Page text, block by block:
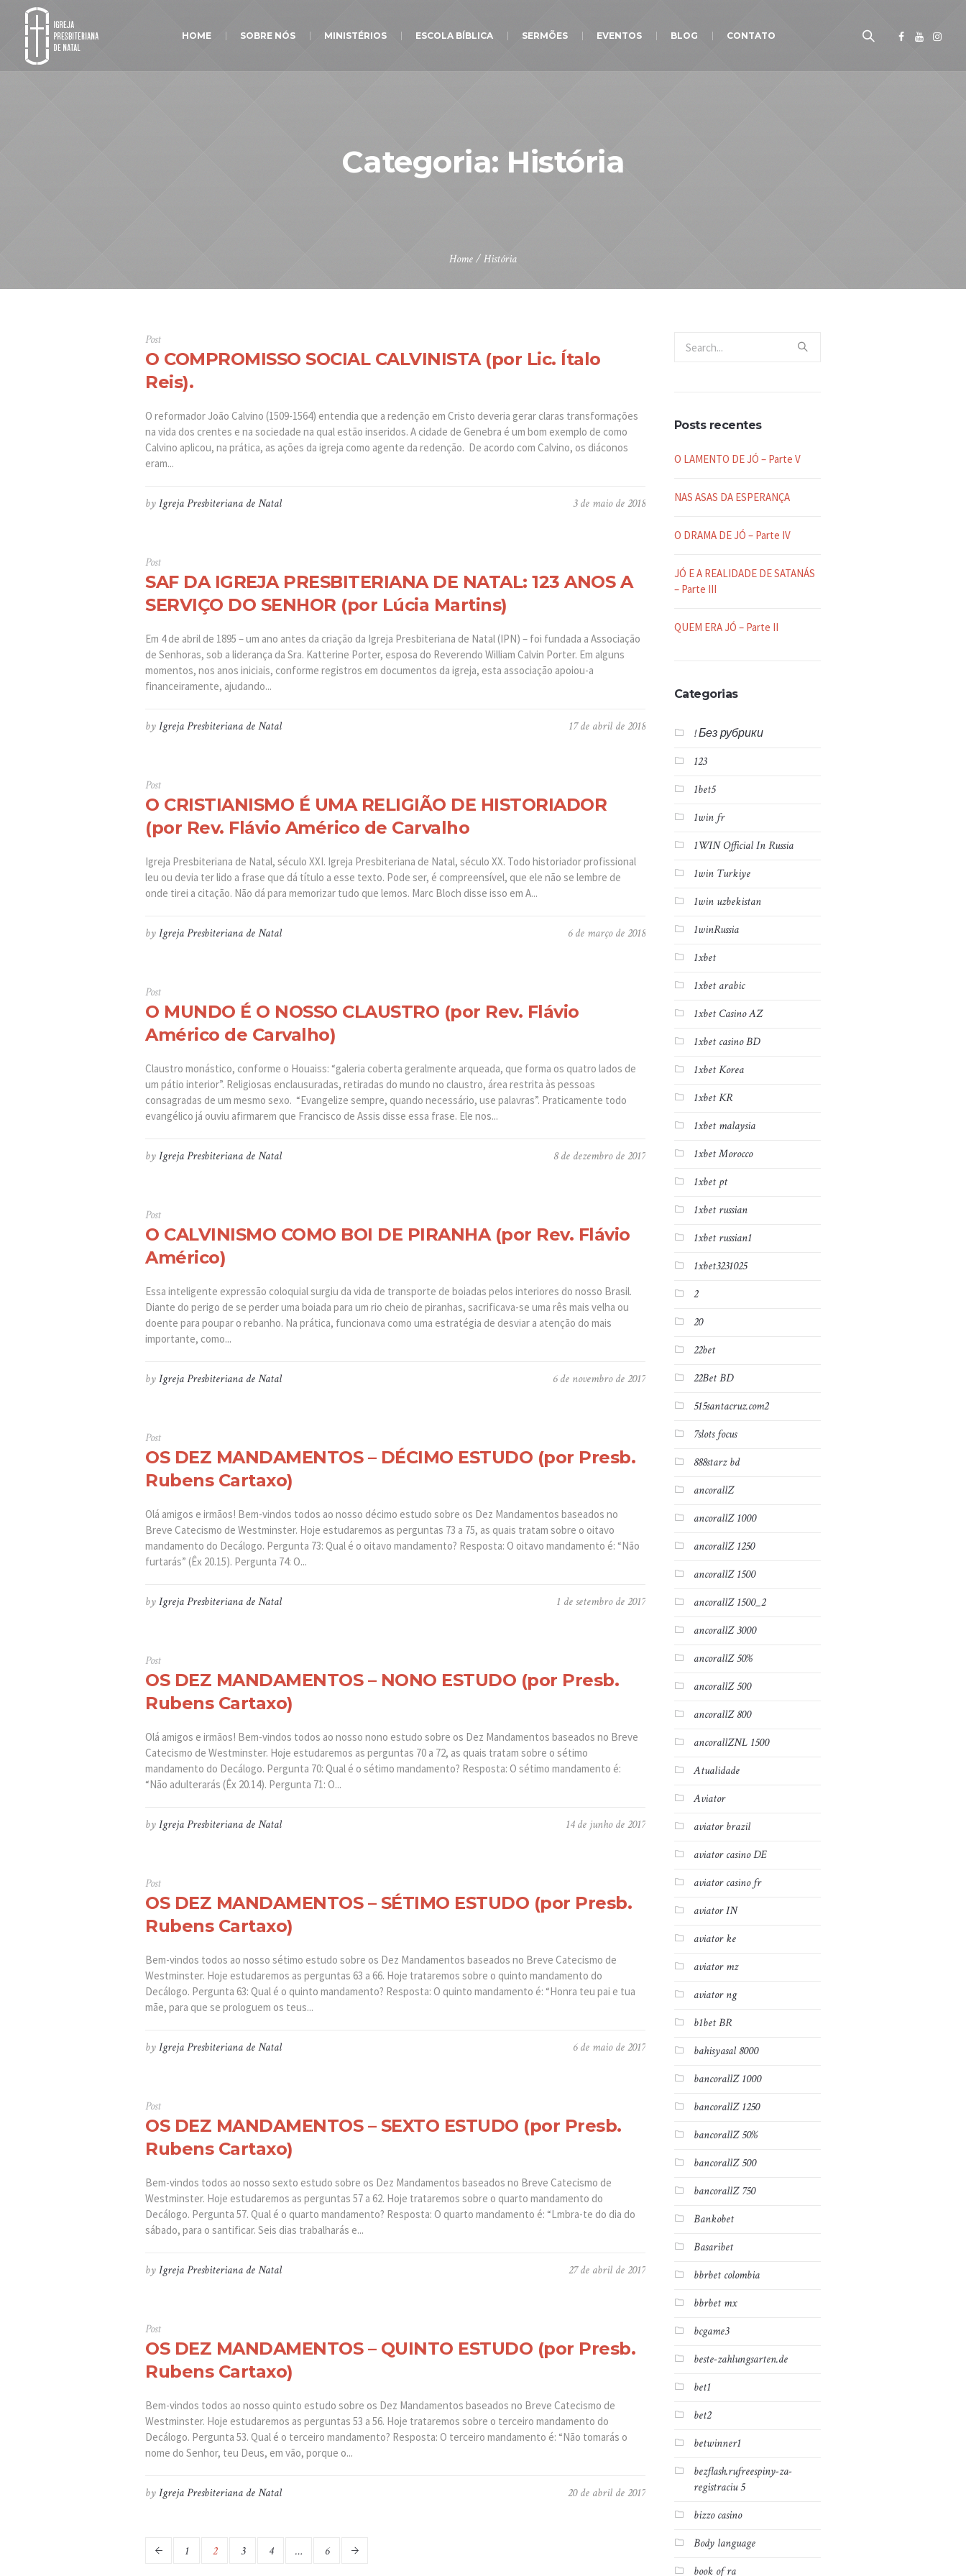
HOME SOBRE NÓS MINISTÉRIOS ESCOLA BÍBLICA SERMÕES EVENTOS BLOG CONTATO
Categoria: História
Home/História
Post
O COMPROMISSO SOCIAL CALVINISTA (por Lic. Ítalo
Reis).
O reformador João Calvino (1509-1564) entendia que a redenção em Cristo deveria gerar claras transformações
na vida dos crentes e na sociedade na qual estão inseridos. A cidade de Genebra é um bom exemplo de como
Calvino aplicou, na prática, as ações da igreja como agente da redenção. De acordo com Calvino, os diáconos
eram...
3 de maio de 2018
byIgreja Presbiteriana de Natal
Post
SAF DA IGREJA PRESBITERIANA DE NATAL: 123 ANOS A
SERVIÇO DO SENHOR (por Lúcia Martins)
Em 4 de abril de 1895 – um ano antes da criação da Igreja Presbiteriana de Natal (IPN) – foi fundada a Associação
de Senhoras, sob a liderança da Sra. Katterine Porter, esposa do Reverendo William Calvin Porter. Em alguns
momentos, nos anos iniciais, conforme registros em documentos da igreja, esta associação apoiou-a
financeiramente, ajudando...
17 de abril de 2018
byIgreja Presbiteriana de Natal
Post
O CRISTIANISMO É UMA RELIGIÃO DE HISTORIADOR
(por Rev. Flávio Américo de Carvalho
Igreja Presbiteriana de Natal, século XXI. Igreja Presbiteriana de Natal, século XX. Todo historiador profissional
leu ou devia ter lido a frase que dá título a esse texto. Pode ser, é compreensível, que ele não se lembre de
onde tirei a citação. Não dá para memorizar tudo que lemos. Marc Bloch disse isso em A...
6 de março de 2018
byIgreja Presbiteriana de Natal
Post
O MUNDO É O NOSSO CLAUSTRO (por Rev. Flávio
Américo de Carvalho)
Claustro monástico, conforme o Houaiss: “galeria coberta geralmente arqueada, que forma os quatro lados de
um pátio interior”. Religiosas enclausuradas, retiradas do mundo no claustro, área restrita às pessoas
consagradas de um mesmo sexo. “Evangelize sempre, quando necessário, use palavras”. Praticamente todo
evangélico já ouviu afirmarem que Francisco de Assis disse essa frase. Ele nos...
8 de dezembro de 2017
byIgreja Presbiteriana de Natal
Post
O CALVINISMO COMO BOI DE PIRANHA (por Rev. Flávio
Américo)
Essa inteligente expressão coloquial surgiu da vida de transporte de boiadas pelos interiores do nosso Brasil.
Diante do perigo de se perder uma boiada para um rio cheio de piranhas, sacrificava-se uma rês mais velha ou
doente para poupar o rebanho. Na prática, funcionava como uma estratégia de desviar a atenção do mais
importante, como...
6 de novembro de 2017
byIgreja Presbiteriana de Natal
Post
OS DEZ MANDAMENTOS – DÉCIMO ESTUDO (por Presb.
Rubens Cartaxo)
Olá amigos e irmãos! Bem-vindos todos ao nosso décimo estudo sobre os Dez Mandamentos baseados no
Breve Catecismo de Westminster. Hoje estudaremos as perguntas 73 a 75, as quais tratam sobre o oitavo
mandamento do Decálogo. Pergunta 73: Qual é o oitavo mandamento? Resposta: O oitavo mandamento é: “Não
furtarás” (Êx 20.15). Pergunta 74: O...
1 de setembro de 2017
byIgreja Presbiteriana de Natal
Post
OS DEZ MANDAMENTOS – NONO ESTUDO (por Presb.
Rubens Cartaxo)
Olá amigos e irmãos! Bem-vindos todos ao nosso nono estudo sobre os Dez Mandamentos baseados no Breve
Catecismo de Westminster. Hoje estudaremos as perguntas 70 a 72, as quais tratam sobre o sétimo
mandamento do Decálogo. Pergunta 70: Qual é o sétimo mandamento? Resposta: O sétimo mandamento é:
“Não adulterarás (Êx 20.14). Pergunta 71: O...
14 de junho de 2017
byIgreja Presbiteriana de Natal
Post
OS DEZ MANDAMENTOS – SÉTIMO ESTUDO (por Presb.
Rubens Cartaxo)
Bem-vindos todos ao nosso sétimo estudo sobre os Dez Mandamentos baseados no Breve Catecismo de
Westminster. Hoje estudaremos as perguntas 63 a 66. Hoje trataremos sobre o quinto mandamento do
Decálogo. Pergunta 63: Qual é o quinto mandamento? Resposta: O quinto mandamento é: “Honra teu pai e tua
mãe, para que se prologuem os teus...
6 de maio de 2017
byIgreja Presbiteriana de Natal
Post
OS DEZ MANDAMENTOS – SEXTO ESTUDO (por Presb.
Rubens Cartaxo)
Bem-vindos todos ao nosso sexto estudo sobre os Dez Mandamentos baseados no Breve Catecismo de
Westminster. Hoje estudaremos as perguntas 57 a 62. Hoje trataremos sobre o quarto mandamento do
Decálogo. Pergunta 57. Qual é o quarto mandamento? Resposta: O quarto mandamento é: “Lmbra-te do dia do
sábado, para o santificar. Seis dias trabalharás e...
27 de abril de 2017
byIgreja Presbiteriana de Natal
Post
OS DEZ MANDAMENTOS – QUINTO ESTUDO (por Presb.
Rubens Cartaxo)
Bem-vindos todos ao nosso quinto estudo sobre os Dez Mandamentos baseados no Breve Catecismo de
Westminster. Hoje estudaremos as perguntas 53 a 56. Hoje trataremos sobre o terceiro mandamento do
Decálogo. Pergunta 53. Qual é o terceiro mandamento? Resposta: O terceiro mandamento é: “Não tomarás o
nome do Senhor, teu Deus, em vão, porque o...
20 de abril de 2017
byIgreja Presbiteriana de Natal
1 2 3 4 … 6
Posts recentes
O LAMENTO DE JÓ – Parte V
NAS ASAS DA ESPERANÇA
O DRAMA DE JÓ – Parte IV
JÓ E A REALIDADE DE SATANÁS
– Parte III
QUEM ERA JÓ – Parte II
Categorias
! Без рубрики
123
1bet5
1win fr
1WIN Official In Russia
1win Turkiye
1win uzbekistan
1winRussia
1xbet
1xbet arabic
1xbet Casino AZ
1xbet casino BD
1xbet Korea
1xbet KR
1xbet malaysia
1xbet Morocco
1xbet pt
1xbet russian
1xbet russian1
1xbet3231025
2
20
22bet
22Bet BD
515santacruz.com2
7slots focus
888starz bd
ancorallZ
ancorallZ 1000
ancorallZ 1250
ancorallZ 1500
ancorallZ 1500_2
ancorallZ 3000
ancorallZ 50%
ancorallZ 500
ancorallZ 800
ancorallZNL 1500
Atualidade
Aviator
aviator brazil
aviator casino DE
aviator casino fr
aviator IN
aviator ke
aviator mz
aviator ng
b1bet BR
bahisyasal 8000
bancorallZ 1000
bancorallZ 1250
bancorallZ 50%
bancorallZ 500
bancorallZ 750
Bankobet
Basaribet
bbrbet colombia
bbrbet mx
bcgame3
beste-zahlungsarten.de
bet1
bet2
betwinner1
bezflash.rufreespiny-za-
registraciu 5
bizzo casino
Body language
book of ra